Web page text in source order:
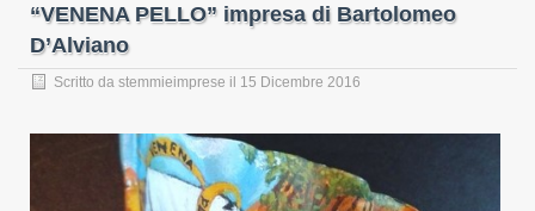
“VENENA PELLO” impresa di Bartolomeo
D’Alviano
Scritto da stemmieimprese il 15 Dicembre 2016